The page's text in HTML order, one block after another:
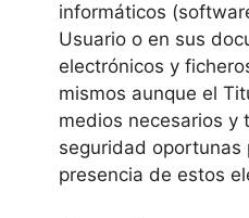
informáticos
Usuario o en sus
electrónicos y
mismos aunque el
medios necesarios y
seguridad oportunas
presencia de estos